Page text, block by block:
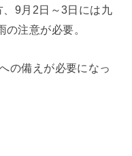
、9月2日～3日には九
注意が必要。
の備えが必要になっ